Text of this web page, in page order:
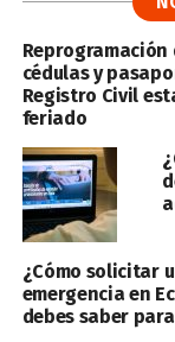
cédulas y
Registro Civil
feriado
¿Cómo solicitar
emergencia en
debes saber